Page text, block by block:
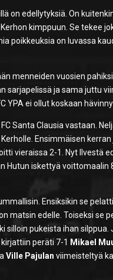
on edellytyksiä. On
kimppuun. Se tekee
poikkeuksia on luvassa
menneiden vuosien
sarjapelissä ja sama juttu
YPA ei ollut koskaan
Santa Clausia vastaan.
Ensimmäisen
vieraissa 2-1. Nyt Ilvestä
Hutun iskettyä
Ensiksikin se
matsin edelle. Toiseksi se
silloin pukeista ihan
peräti 7-1 Mikael
Ville Pajulanviimeisteltyä